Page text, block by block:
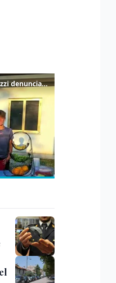
Caso Pradamano, parla uno dei ragazzi denunciati per la limonata: "Volevo anche aiutare i miei"